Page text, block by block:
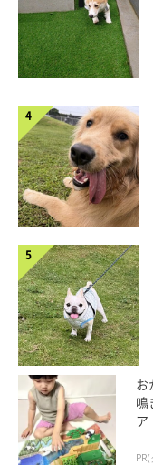
お
鳴
ア